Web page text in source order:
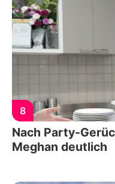
8
Nach Party-
Meghan deutlich